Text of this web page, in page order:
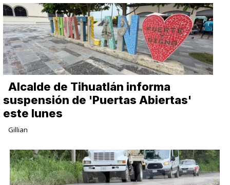
Alcalde de Tihuatlán informa
suspensión de 'Puertas Abiertas'
este lunes
Gillian